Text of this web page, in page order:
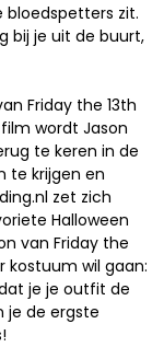
bloedspetters zit.
bij je uit de buurt,
Friday the 13th
wordt Jason
te keren in de
te krijgen en
zet zich
Halloween
van Friday the
kostuum wil gaan:
je je outfit de
je de ergste